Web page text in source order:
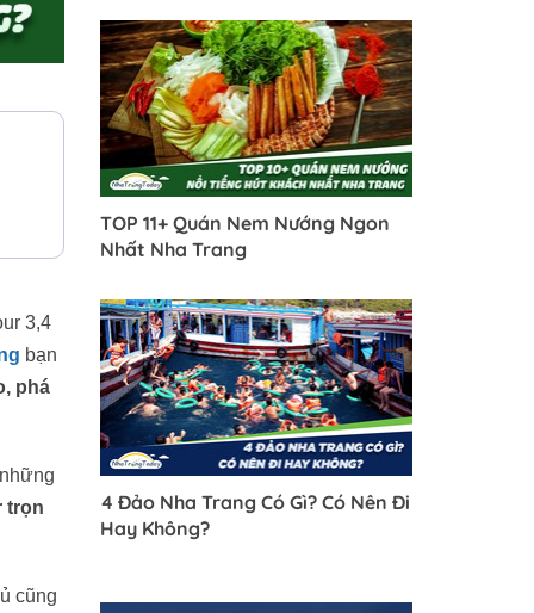
3,4
bạn
phá
trọn
cũng
TOP 11+ Quán Nem Nướng Ngon
Nhất Nha Trang
4 Đảo Nha Trang Có Gì? Có Nên Đi
Hay Không?